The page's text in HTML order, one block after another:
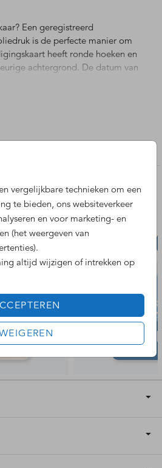
vergelijkbare technieken om een
te bieden, ons websiteverkeer
en voor marketing- en
(het weergeven van
altijd wijzigen of intrekken op
Een geregistreerd
is de perfecte manier om
heeft ronde hoeken en
achtergrond. De datum van
sierlijk lettertype de tekst
mogelijk met koperfolie,